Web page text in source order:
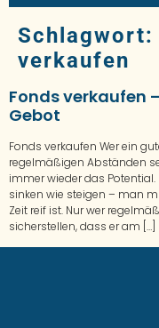
Schlagwort:
verkaufen
Fonds verkaufen
Gebot
Fonds verkaufen Wer ein
regelmäßigen Abständen
immer wieder das
sinken wie steigen – man
Zeit reif ist. Nur wer
sicherstellen, dass er am […]